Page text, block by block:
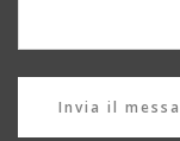
Invia il